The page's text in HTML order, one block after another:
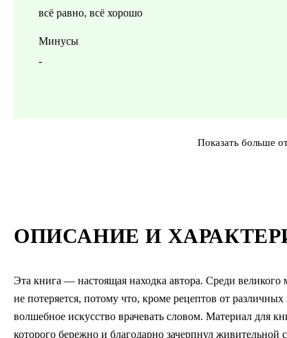
ОПИСАНИЕ И
Эта книга — настоящая находка автора. Среди
не потеряется, потому что, кроме рецептов от
волшебное искусство врачевать словом. Материал для
которого бережно и благодарно зачерпнул
всё равно, всё хорошо
Минусы
-
Показать больше